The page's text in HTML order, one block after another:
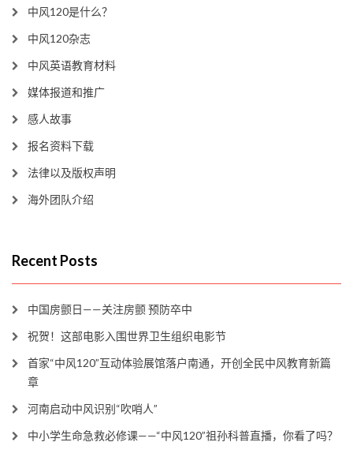
中风120是什么？
中风120杂志
中风英语教育材料
媒体报道和推广
感人故事
报名资料下载
法律以及版权声明
海外团队介绍
Recent Posts
中国房颤日——关注房颤 预防卒中
祝贺！这部电影入围世界卫生组织电影节
首家“中风120”互动体验展馆落户南通，开创全民中风教育新篇
章
河南启动中风识别“吹哨人”
中小学生命急救必修课——“中风120”祖孙科普直播，你看了吗？